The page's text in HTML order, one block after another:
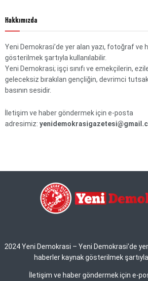
Hakkımızda
Yeni Demokrasi’de yer alan yazı, fotoğraf ve
gösterilmek şartıyla kullanılabilir.
Yeni Demokrasi; işçi sınıfı ve emekçilerin,
geleceksiz bırakılan gençliğin, devrimci
basının sesidir.
İletişim ve haber göndermek için e-posta
adresimiz:
2024 Yeni Demokrasi – Yeni Demokrasi’de
haberler kaynak gösterilmek şartıyla
İletişim ve haber göndermek için e-